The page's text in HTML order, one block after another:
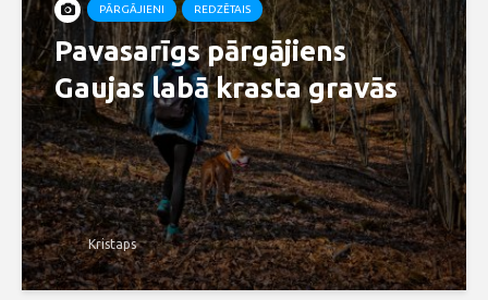
PĀRGĀJIENI REDZĒTAIS
Pavasarīgs pārgājiens
Gaujas labā krasta gravās
Kristaps